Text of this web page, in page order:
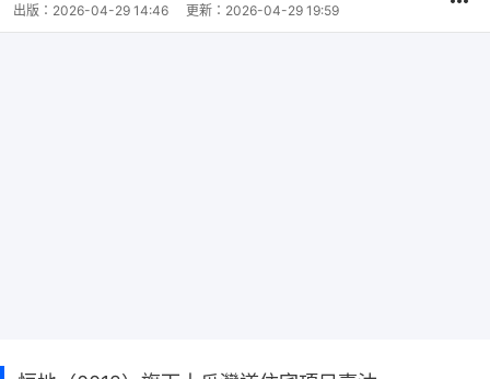
出版： 2026-04-29 14:46 更新： 2026-04-29 19:59